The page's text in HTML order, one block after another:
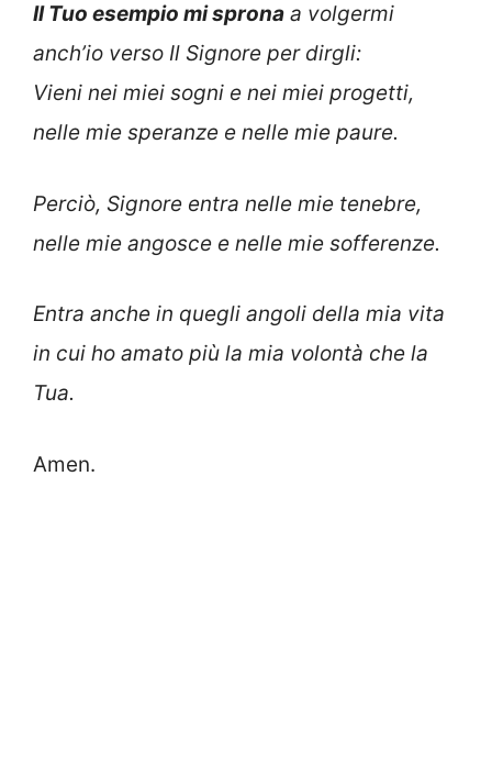
Il Tuo esempio mi sprona a volgermi
anch’io verso Il Signore per dirgli:
Vieni nei miei sogni e nei miei progetti,
nelle mie speranze e nelle mie paure.
Perciò, Signore entra nelle mie tenebre,
nelle mie angosce e nelle mie sofferenze.
Entra anche in quegli angoli della mia vita
in cui ho amato più la mia volontà che la
Tua.
Amen.